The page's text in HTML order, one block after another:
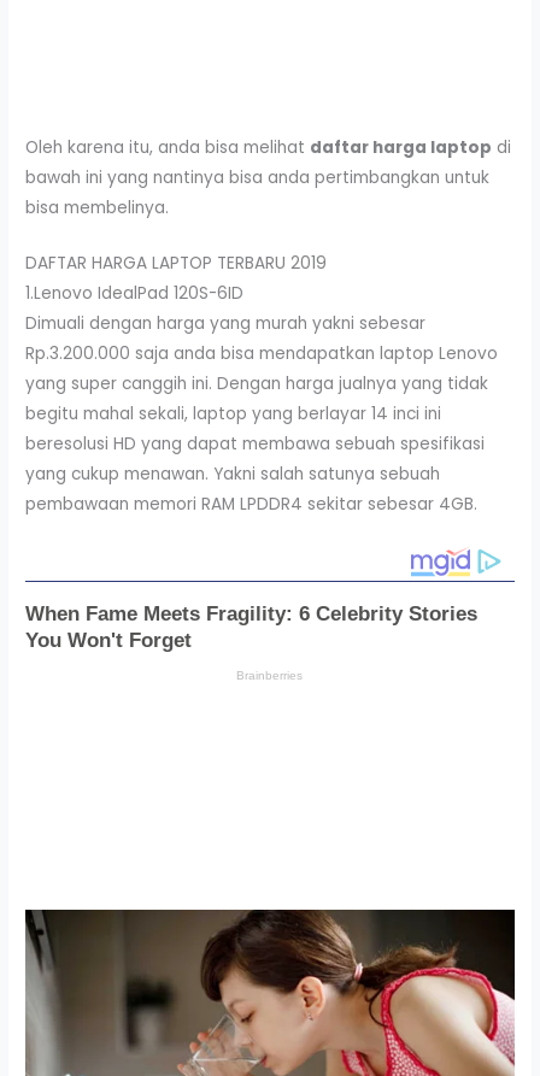
Oleh karena itu, anda bisa melihat daftar harga laptop di
bawah ini yang nantinya bisa anda pertimbangkan untuk
bisa membelinya.
DAFTAR HARGA LAPTOP TERBARU 2019
1.Lenovo IdealPad 120S-6ID
Dimuali dengan harga yang murah yakni sebesar
Rp.3.200.000 saja anda bisa mendapatkan laptop Lenovo
yang super canggih ini. Dengan harga jualnya yang tidak
begitu mahal sekali, laptop yang berlayar 14 inci ini
beresolusi HD yang dapat membawa sebuah spesifikasi
yang cukup menawan. Yakni salah satunya sebuah
pembawaan memori RAM LPDDR4 sekitar sebesar 4GB.